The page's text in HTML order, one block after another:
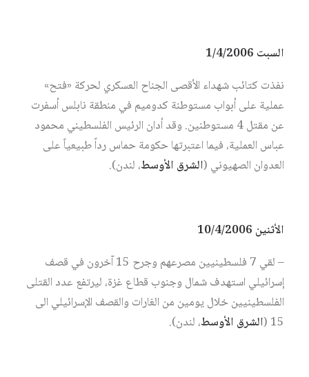
السبت 1/4/2006
نفذت كتائب شهداء الأقصى الجناح العسكري لحركة «فتح»
عملية على أبواب مستوطنة كدوميم في منطقة نابلس أسفرت
عن مقتل 4 مستوطنين. وقد أدان الرئيس الفلسطيني محمود
عباس العملية، فيما اعتبرتها حكومة حماس رداً طبيعياً على
العدوان الصهيوني (الشرق الأوسط، لندن).
الأثنين 10/4/2006
– لقي 7 فلسطينيين مصرعهم وجرح 15 آخرون في قصف
إسرائيلي استهدف شمال وجنوب قطاع غزة، ليرتفع عدد القتلى
الفلسطينيين خلال يومين من الغارات والقصف الإسرائيلي الى
15 ( الشرق الأوسط، لندن).